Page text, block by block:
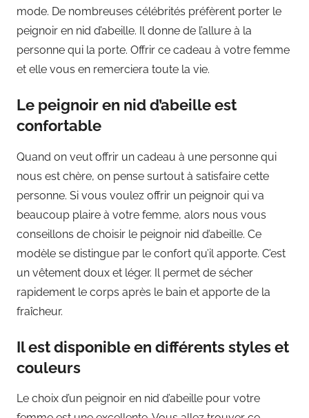
mode. De nombreuses célébrités préfèrent porter le
peignoir en nid d’abeille. Il donne de l’allure à la
personne qui la porte. Offrir ce cadeau à votre femme
et elle vous en remerciera toute la vie.
Le peignoir en nid d’abeille est
confortable
Quand on veut offrir un cadeau à une personne qui
nous est chère, on pense surtout à satisfaire cette
personne. Si vous voulez offrir un peignoir qui va
beaucoup plaire à votre femme, alors nous vous
conseillons de choisir le peignoir nid d’abeille. Ce
modèle se distingue par le confort qu’il apporte. C’est
un vêtement doux et léger. Il permet de sécher
rapidement le corps après le bain et apporte de la
fraîcheur.
Il est disponible en différents styles et
couleurs
Le choix d’un peignoir en nid d’abeille pour votre